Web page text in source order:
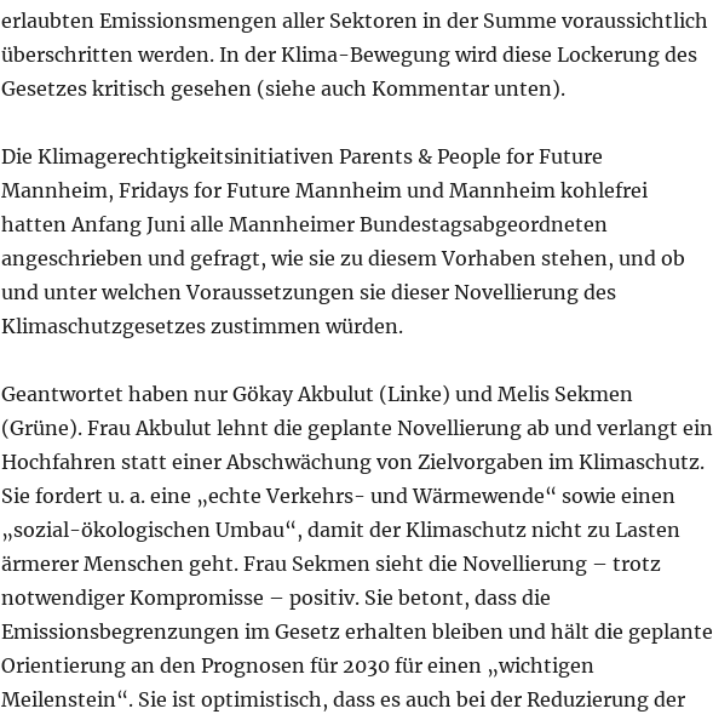
erlaubten Emissionsmengen aller Sektoren in der Summe voraussichtlich
überschritten werden. In der Klima-Bewegung wird diese Lockerung des
Gesetzes kritisch gesehen (siehe auch Kommentar unten).
Die Klimagerechtigkeitsinitiativen Parents & People for Future
Mannheim, Fridays for Future Mannheim und Mannheim kohlefrei
hatten Anfang Juni alle Mannheimer Bundestagsabgeordneten
angeschrieben und gefragt, wie sie zu diesem Vorhaben stehen, und ob
und unter welchen Voraussetzungen sie dieser Novellierung des
Klimaschutzgesetzes zustimmen würden.
Geantwortet haben nur Gökay Akbulut (Linke) und Melis Sekmen
(Grüne). Frau Akbulut lehnt die geplante Novellierung ab und verlangt ein
Hochfahren statt einer Abschwächung von Zielvorgaben im Klimaschutz.
Sie fordert u. a. eine „echte Verkehrs- und Wärmewende“ sowie einen
„sozial-ökologischen Umbau“, damit der Klimaschutz nicht zu Lasten
ärmerer Menschen geht. Frau Sekmen sieht die Novellierung – trotz
notwendiger Kompromisse – positiv. Sie betont, dass die
Emissionsbegrenzungen im Gesetz erhalten bleiben und hält die geplante
Orientierung an den Prognosen für 2030 für einen „wichtigen
Meilenstein“. Sie ist optimistisch, dass es auch bei der Reduzierung der